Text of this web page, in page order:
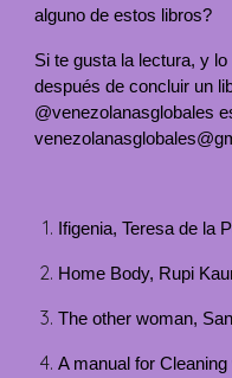
alguno de estos libros?
Si te gusta la lectura, y
después de concluir un
@venezolanasglobales
Ifigenia, Teresa de la
Home Body, Rupi
The other woman,
A manual for